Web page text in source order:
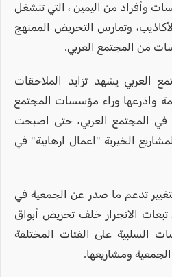
وأفراد من اليمين ، التي تنشغل
وتمارس التحريض الممنهج
من المجتمع العربي.
العربي يشهد تزايد الملاحقات
واذرعها وراء مؤسسات المجتمع
في المجتمع العربي، حتى اصبحت
الخيرية "اعمال ارهابية" في
تدعم ما صدر عن الجمعية في
الانجرار خلف تحريض أبواق
السلبية على الفئات المختلفة
ومشاريعها.